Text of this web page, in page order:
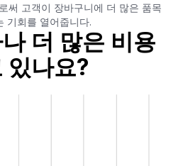
써 고객이 장바구니에 더 많은 품목
기회를 열어줍니다.
더 많은 비용
있나요?